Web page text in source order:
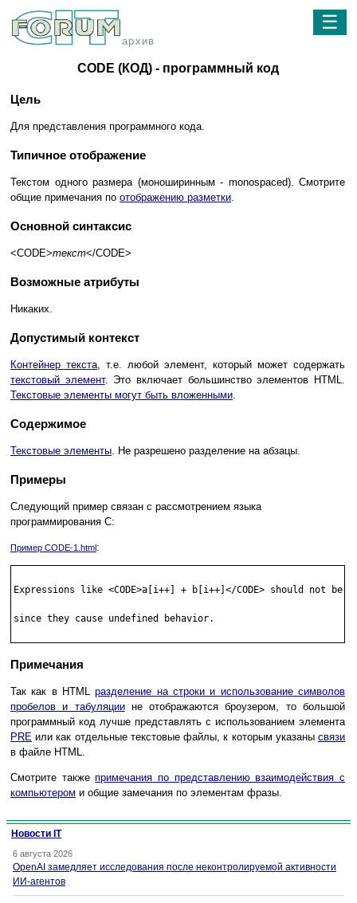
архив
☰
CODE (КОД) - программный код
Цель
Для представления программного кода.
Типичное отображение
Текстом одного размера (моноширинным - monospaced). Смотрите
общие примечания по отображению разметки.
Основной синтаксис
<CODE>текст</CODE>
Возможные атрибуты
Никаких.
Допустимый контекст
Контейнер текста, т.е. любой элемент, который может содержать
текстовый элемент. Это включает большинство элементов HTML.
Текстовые элементы могут быть вложенными.
Содержимое
Текстовые элементы. Не разрешено разделение на абзацы.
Примеры
Следующий пример связан с рассмотрением языка
программирования C:
Пример CODE-1.html:
Expressions like <CODE>a[i++] + b[i++]</CODE> should not be
since they cause undefined behavior.
Примечания
Так как в HTMLразделение на строки и использование символов
пробелов и табуляциине отображаются броузером, то большой
программный код лучше представлять с использованием элемента
PRE или как отдельные текстовые файлы, к которым указаны связи
в файле HTML.
Смотрите такжепримечания по представлению взаимодействия с
компьютером и общие замечания по элементам фразы.
Новости IT
6 августа 2026
OpenAI замедляет исследования после неконтролируемой активности
ИИ-агентов